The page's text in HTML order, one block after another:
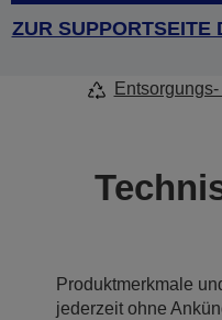
ZUR SUPPORTSEITE
Produktmerkmale
jederzeit ohne